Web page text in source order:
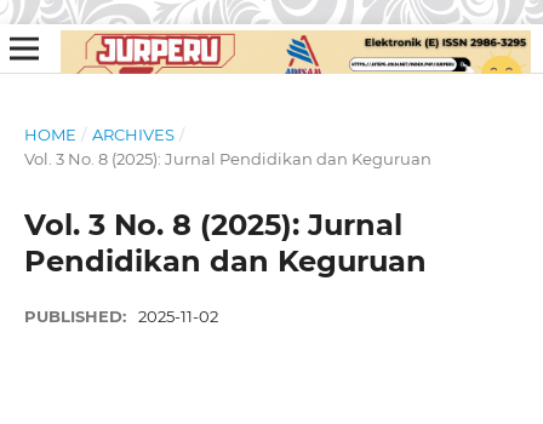
HOME / ARCHIVES /
Vol. 3 No. 8 (2025): Jurnal Pendidikan dan Keguruan
Vol. 3 No. 8 (2025): Jurnal
Pendidikan dan Keguruan
PUBLISHED: 2025-11-02